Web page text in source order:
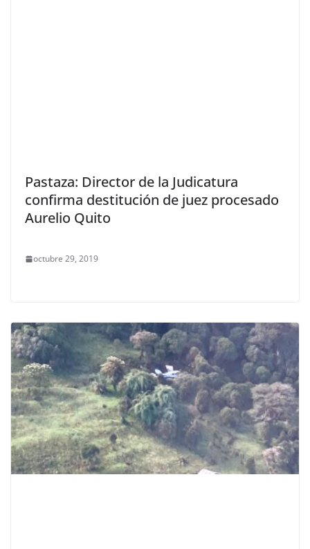
Pastaza: Director de la Judicatura
confirma destitución de juez procesado
Aurelio Quito
octubre 29, 2019